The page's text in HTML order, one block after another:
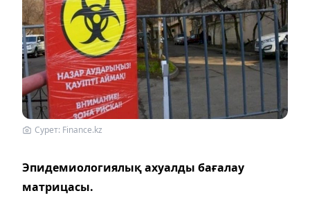
Сурет: Finance.kz
Эпидемиологиялық ахуалды бағалау
матрицасы.